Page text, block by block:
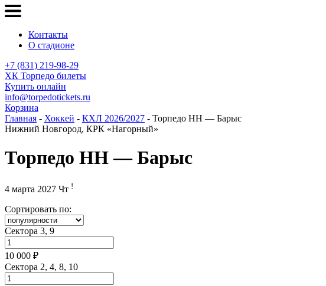
Контакты
О стадионе
+7 (831) 219-98-29
ХК Торпедо билеты
Купить онлайн
info@torpedotickets.ru
Корзина
Главная - Хоккей - КХЛ 2026/2027 - Торпедо НН — Барыс
Нижний Новгород, КРК «Нагорный»
Торпедо НН — Барыс
4 марта 2027 Чт !
Сортировать по:
Сектора 3, 9
10 000 ₽
Сектора 2, 4, 8, 10